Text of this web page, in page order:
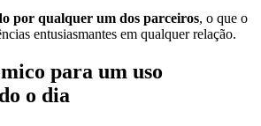
por qualquer um dos parceiros, o que o
entusiasmantes em qualquer relação.
para um uso
o dia